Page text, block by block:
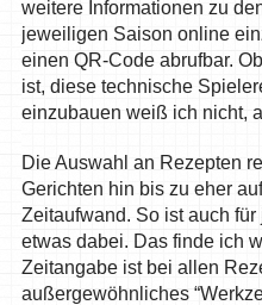
weitere Informationen zu
jeweiligen Saison online
einen QR-Code abrufbar.
ist, diese technische
einzubauen weiß ich nicht,
Die Auswahl an Rezepten
Gerichten hin bis zu eher
Zeitaufwand. So ist auch
etwas dabei. Das finde ich
Zeitangabe ist bei allen
außergewöhnliches